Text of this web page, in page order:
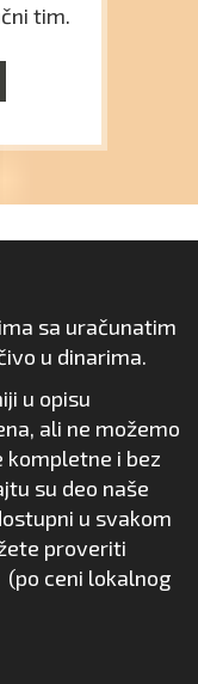
tim.
sa uračunatim
u dinarima.
u opisu
ali ne možemo
i bez
su deo naše
u svakom
proveriti
(po ceni lokalnog